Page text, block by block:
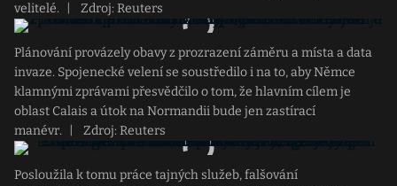
velitelé.
Zdroj: Reuters
Plánování provázely obavy z prozrazení záměru a místa a data
invaze. Spojenecké velení se soustředilo i na to, aby Němce
klamnými zprávami přesvědčilo o tom, že hlavním cílem je
oblast Calais a útok na Normandii bude jen zastírací
manévr.
Zdroj: Reuters
Posloužila k tomu práce tajných služeb, falšování